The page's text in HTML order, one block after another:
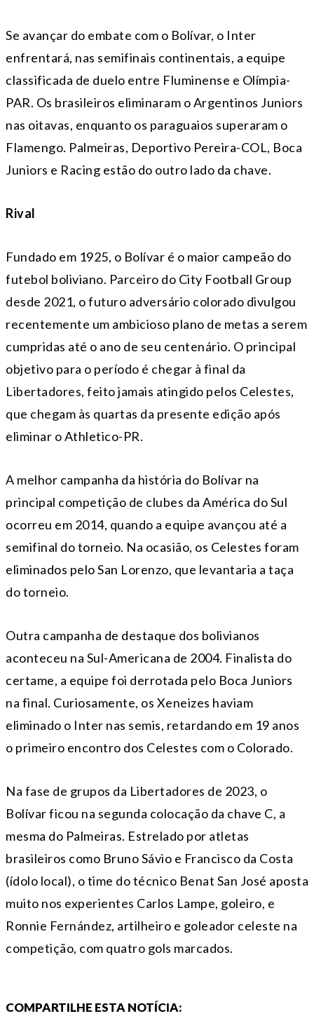
Se avançar do embate com o Bolívar, o Inter
enfrentará, nas semifinais continentais, a equipe
classificada de duelo entre Fluminense e Olímpia-
PAR. Os brasileiros eliminaram o Argentinos Juniors
nas oitavas, enquanto os paraguaios superaram o
Flamengo. Palmeiras, Deportivo Pereira-COL, Boca
Juniors e Racing estão do outro lado da chave.
Rival
Fundado em 1925, o Bolívar é o maior campeão do
futebol boliviano. Parceiro do City Football Group
desde 2021, o futuro adversário colorado divulgou
recentemente um ambicioso plano de metas a serem
cumpridas até o ano de seu centenário. O principal
objetivo para o período é chegar à final da
Libertadores, feito jamais atingido pelos Celestes,
que chegam às quartas da presente edição após
eliminar o Athletico-PR.
A melhor campanha da história do Bolívar na
principal competição de clubes da América do Sul
ocorreu em 2014, quando a equipe avançou até a
semifinal do torneio. Na ocasião, os Celestes foram
eliminados pelo San Lorenzo, que levantaria a taça
do torneio.
Outra campanha de destaque dos bolivianos
aconteceu na Sul-Americana de 2004. Finalista do
certame, a equipe foi derrotada pelo Boca Juniors
na final. Curiosamente, os Xeneizes haviam
eliminado o Inter nas semis, retardando em 19 anos
o primeiro encontro dos Celestes com o Colorado.
Na fase de grupos da Libertadores de 2023, o
Bolívar ficou na segunda colocação da chave C, a
mesma do Palmeiras. Estrelado por atletas
brasileiros como Bruno Sávio e Francisco da Costa
(ídolo local), o time do técnico Benat San José aposta
muito nos experientes Carlos Lampe, goleiro, e
Ronnie Fernández, artilheiro e goleador celeste na
competição, com quatro gols marcados.
COMPARTILHE ESTA NOTÍCIA: